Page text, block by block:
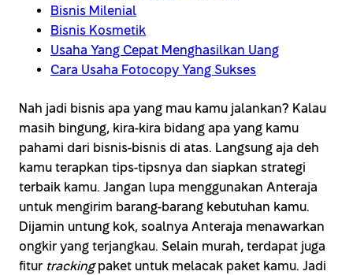
Bisnis Milenial
Bisnis Kosmetik
Usaha Yang Cepat Menghasilkan Uang
Cara Usaha Fotocopy Yang Sukses
Nah jadi bisnis apa yang mau kamu jalankan? Kalau
masih bingung, kira-kira bidang apa yang kamu
pahami dari bisnis-bisnis di atas. Langsung aja deh
kamu terapkan tips-tipsnya dan siapkan strategi
terbaik kamu. Jangan lupa menggunakan Anteraja
untuk mengirim barang-barang kebutuhan kamu.
Dijamin untung kok, soalnya Anteraja menawarkan
ongkir yang terjangkau. Selain murah, terdapat juga
fitur trackingpaket untuk melacak paket kamu. Jadi